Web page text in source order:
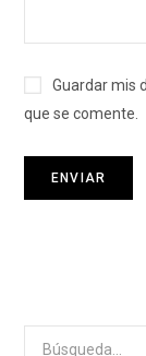
Guardar mis
que se comente.
Search